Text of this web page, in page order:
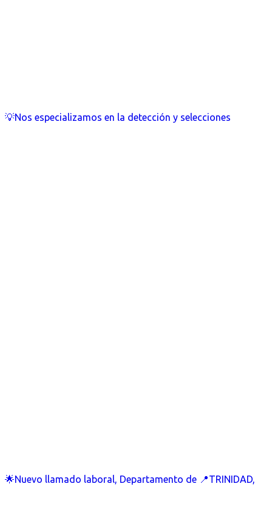
💡Nos especializamos en la detección y selecciones
🌟Nuevo llamado laboral, Departamento de 📍TRINIDAD,